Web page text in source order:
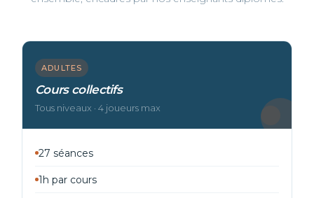
ADULTES
Cours collectifs
Tous niveaux · 4 joueurs max
27 séances
1h par cours